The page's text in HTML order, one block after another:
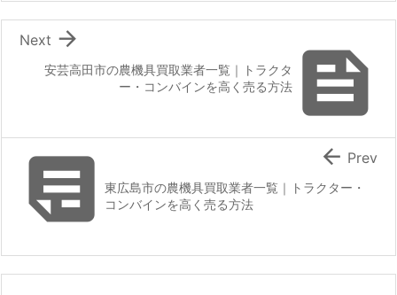

安芸高田市の農機具買取業者一覧｜トラクタ
ー・コンバインを高く売る方法

Next
東広島市の農機具買取業者一覧｜トラクター・
コンバインを高く売る方法
 Prev